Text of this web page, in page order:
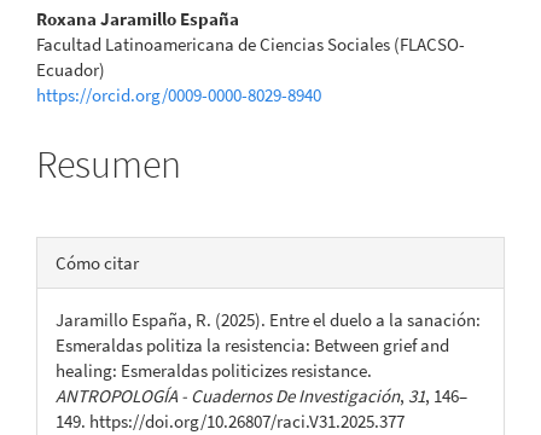
Contenido
principal
del
artículo
Roxana Jaramillo España
Facultad Latinoamericana de Ciencias Sociales (FLACSO-
Ecuador)
https://orcid.org/0009-0000-8029-8940
Resumen
Detalles
del
artículo
Cómo citar
Jaramillo España, R. (2025). Entre el duelo a la sanación:
Esmeraldas politiza la resistencia: Between grief and
healing: Esmeraldas politicizes resistance.
ANTROPOLOGÍA - Cuadernos De Investigación, 31, 146–
149. https://doi.org/10.26807/raci.V31.2025.377